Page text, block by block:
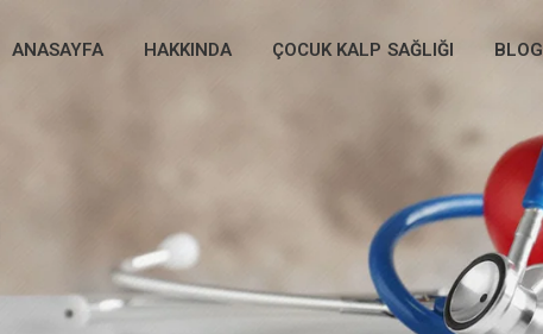
ANASAYFA HAKKINDA ÇOCUK KALP SAĞLIĞI BLOG